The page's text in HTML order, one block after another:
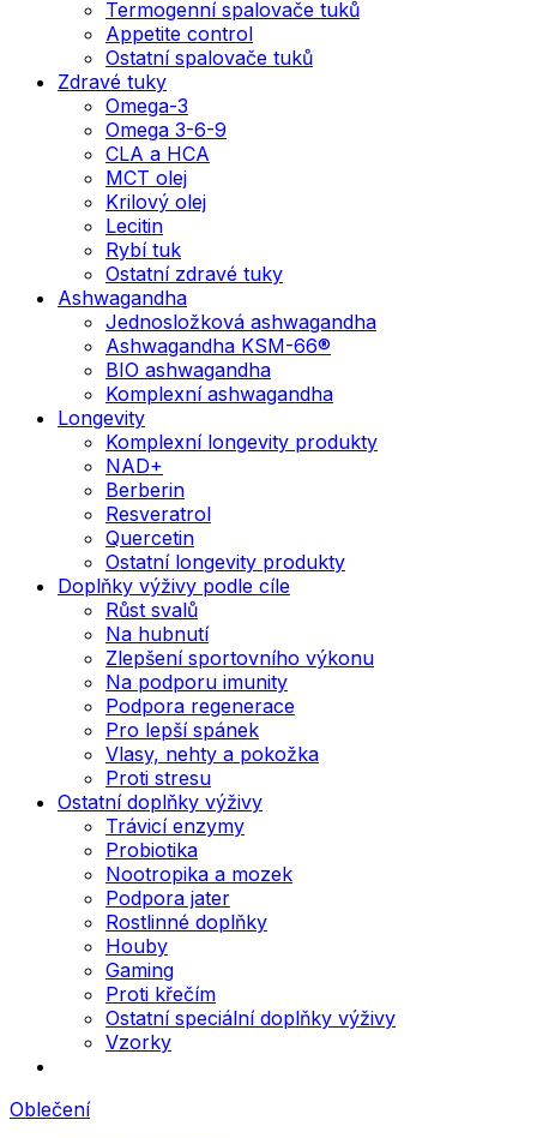
Termogenní spalovače tuků
Appetite control
Ostatní spalovače tuků
Zdravé tuky
Omega-3
Omega 3-6-9
CLA a HCA
MCT olej
Krilový olej
Lecitin
Rybí tuk
Ostatní zdravé tuky
Ashwagandha
Jednosložková ashwagandha
Ashwagandha KSM-66®
BIO ashwagandha
Komplexní ashwagandha
Longevity
Komplexní longevity produkty
NAD+
Berberin
Resveratrol
Quercetin
Ostatní longevity produkty
Doplňky výživy podle cíle
Růst svalů
Na hubnutí
Zlepšení sportovního výkonu
Na podporu imunity
Podpora regenerace
Pro lepší spánek
Vlasy, nehty a pokožka
Proti stresu
Ostatní doplňky výživy
Trávicí enzymy
Probiotika
Nootropika a mozek
Podpora jater
Rostlinné doplňky
Houby
Gaming
Proti křečím
Ostatní speciální doplňky výživy
Vzorky
Oblečení